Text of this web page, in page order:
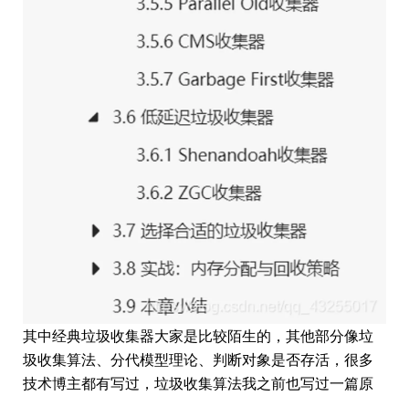
其中经典垃圾收集器大家是比较陌生的，其他部分像垃
圾收集算法、分代模型理论、判断对象是否存活，很多
技术博主都有写过，垃圾收集算法我之前也写过一篇原